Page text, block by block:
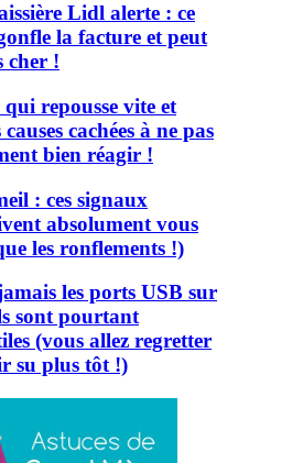
Lidl alerte : ce
la facture et peut
cher !
repousse vite et
causes cachées à ne pas
bien réagir !
: ces signaux
absolument vous
les ronflements !)
les ports USB sur
sont pourtant
(vous allez regretter
su plus tôt !)